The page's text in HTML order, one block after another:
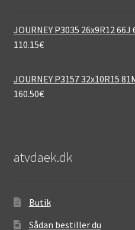
JOURNEY P3035 26x9R12 66J
110.15€
JOURNEY P3157 32x10R15
160.50€
atvdaek.dk
Butik
Sådan bestiller du